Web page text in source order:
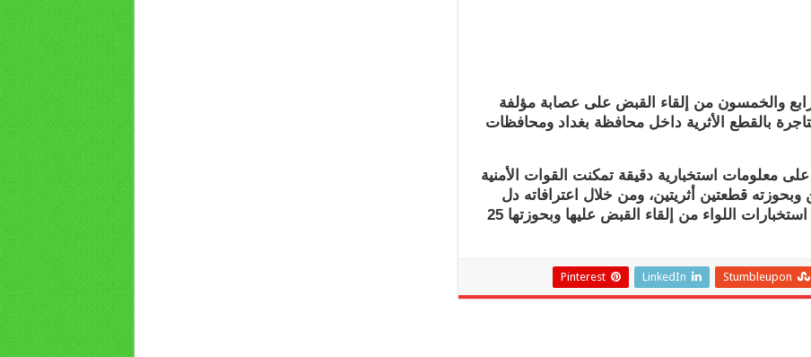
والخمسون من إلقاء القبض على عصابة مؤلفة
بالقطع الأثرية داخل محافظة بغداد ومحافظات
على معلومات استخبارية دقيقة تمكنت القوات الأمنية
قطعتين أثريتين، ومن خلال اعترافاته دل
على باقي عناصر الخلية التي تمكنت استخبارات اللواء من إلقاء القبض عليها وبحوزتها 25
Stumbleupon
LinkedIn
Pinterest